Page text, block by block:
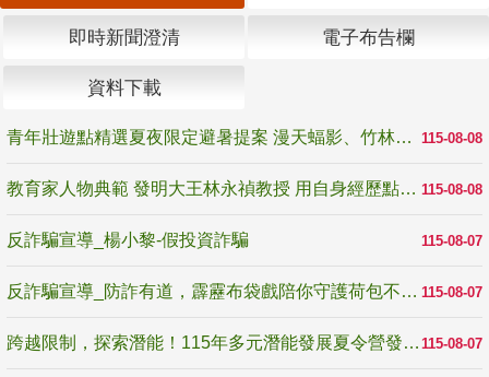
即時新聞澄清 電子布告欄
資料下載
115-08-08
青年壯遊點精選夏夜限定避暑提案 漫天蝠影、竹林尋蛙、茶香夜觀 邀青年暮色出發
115-08-08
教育家人物典範 發明大王林永禎教授 用自身經歷點亮學生的路
115-08-07
反詐騙宣導_楊小黎-假投資詐騙
115-08-07
反詐騙宣導_防詐有道，霹靂布袋戲陪你守護荷包不受騙
115-08-07
跨越限制，探索潛能！115年多元潛能發展夏令營發掘生命無限可能